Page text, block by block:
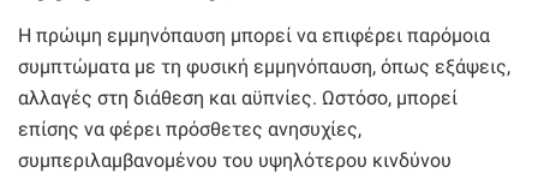
Η πρώιμη εμμηνόπαυση μπορεί να επιφέρει παρόμοια
συμπτώματα με τη φυσική εμμηνόπαυση, όπως εξάψεις,
αλλαγές στη διάθεση και αϋπνίες. Ωστόσο, μπορεί
επίσης να φέρει πρόσθετες ανησυχίες,
συμπεριλαμβανομένου του υψηλότερου κινδύνου